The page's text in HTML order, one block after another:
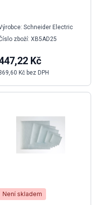
Schneider Electric
zboží: XB5AD25
Kč
Kč bez DPH
Není skladem